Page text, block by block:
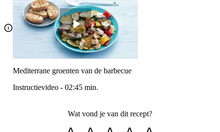
Mediterrane groenten van de barbecue
Instructievideo - 02:45 min.
Wat vond je van dit recept?